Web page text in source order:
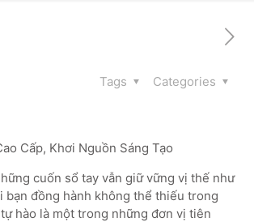
Categories
Tags
Cấp, Khơi Nguồn Sáng Tạo
cuốn sổ tay vẫn giữ vững vị thế như
bạn đồng hành không thể thiếu trong
hào là một trong những đơn vị tiên